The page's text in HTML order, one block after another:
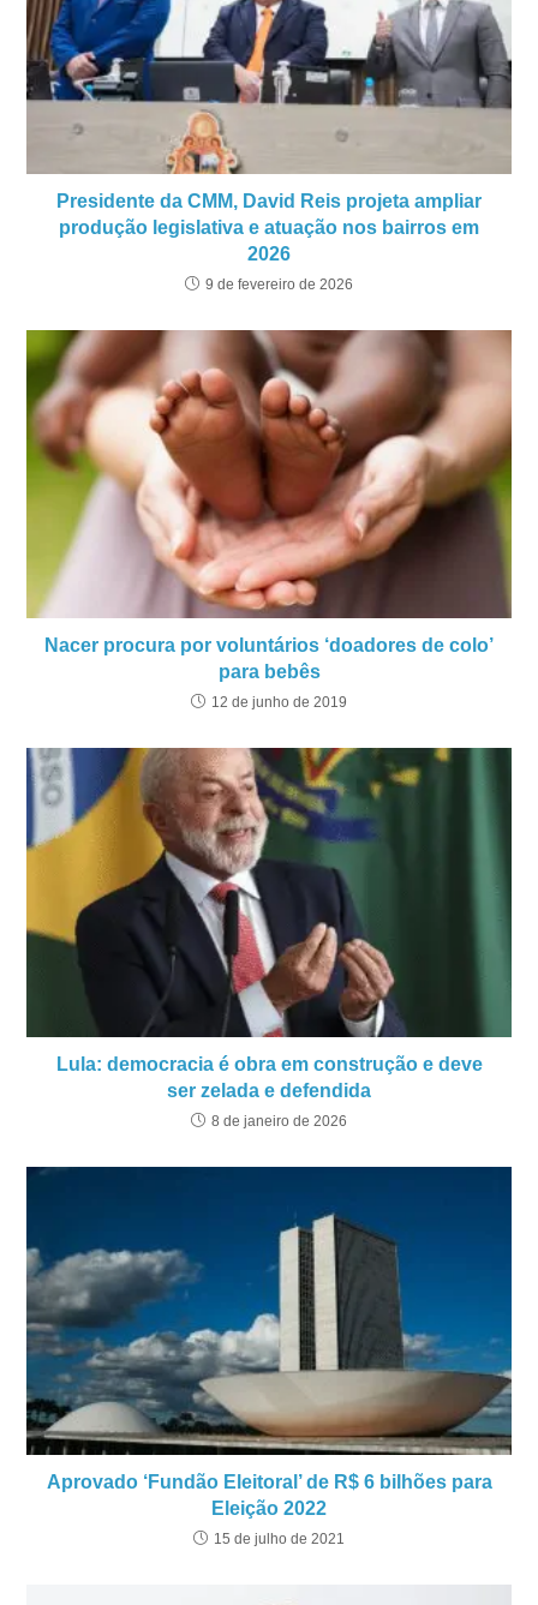
Presidente da CMM, David Reis projeta ampliar
produção legislativa e atuação nos bairros em
2026
9 de fevereiro de 2026
Nacer procura por voluntários ‘doadores de colo’
para bebês
12 de junho de 2019
Lula: democracia é obra em construção e deve
ser zelada e defendida
8 de janeiro de 2026
Aprovado ‘Fundão Eleitoral’ de R$ 6 bilhões para
Eleição 2022
15 de julho de 2021